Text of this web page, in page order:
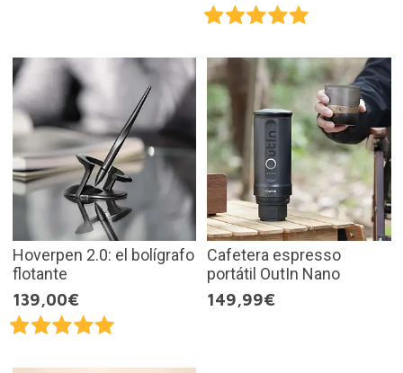
Hoverpen 2.0: el bolígrafo
flotante
139,00€
Cafetera espresso
portátil OutIn Nano
149,99€